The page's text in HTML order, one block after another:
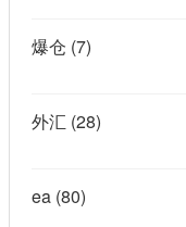
爆仓 (7)
外汇 (28)
ea (80)